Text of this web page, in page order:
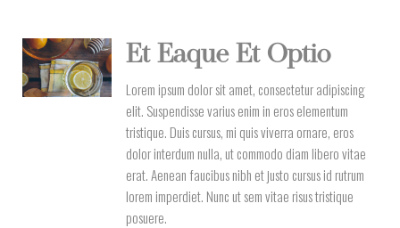
Et Eaque Et Optio
Lorem ipsum dolor sit amet, consectetur adipiscing
elit. Suspendisse varius enim in eros elementum
tristique. Duis cursus, mi quis viverra ornare, eros
dolor interdum nulla, ut commodo diam libero vitae
erat. Aenean faucibus nibh et justo cursus id rutrum
lorem imperdiet. Nunc ut sem vitae risus tristique
posuere.